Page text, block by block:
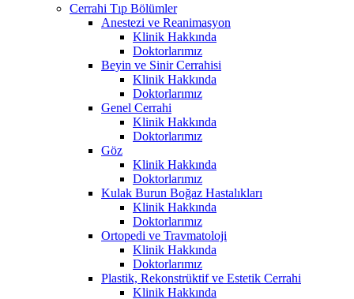
Cerrahi Tıp Bölümler
Anestezi ve Reanimasyon
Klinik Hakkında
Doktorlarımız
Beyin ve Sinir Cerrahisi
Klinik Hakkında
Doktorlarımız
Genel Cerrahi
Klinik Hakkında
Doktorlarımız
Göz
Klinik Hakkında
Doktorlarımız
Kulak Burun Boğaz Hastalıkları
Klinik Hakkında
Doktorlarımız
Ortopedi ve Travmatoloji
Klinik Hakkında
Doktorlarımız
Plastik, Rekonstrüktif ve Estetik Cerrahi
Klinik Hakkında